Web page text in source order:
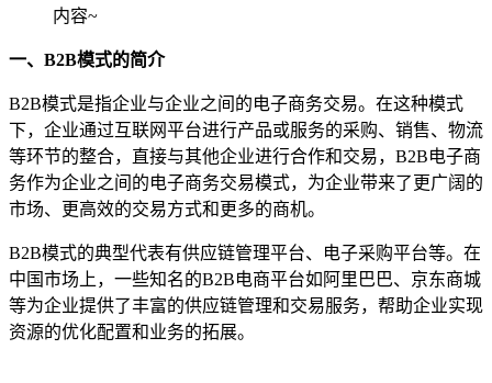
内容~
一、B2B模式的简介
B2B模式是指企业与企业之间的电子商务交易。在这种模式
下，企业通过互联网平台进行产品或服务的采购、销售、物流
等环节的整合，直接与其他企业进行合作和交易，B2B电子商
务作为企业之间的电子商务交易模式，为企业带来了更广阔的
市场、更高效的交易方式和更多的商机。
B2B模式的典型代表有供应链管理平台、电子采购平台等。在
中国市场上，一些知名的B2B电商平台如阿里巴巴、京东商城
等为企业提供了丰富的供应链管理和交易服务，帮助企业实现
资源的优化配置和业务的拓展。